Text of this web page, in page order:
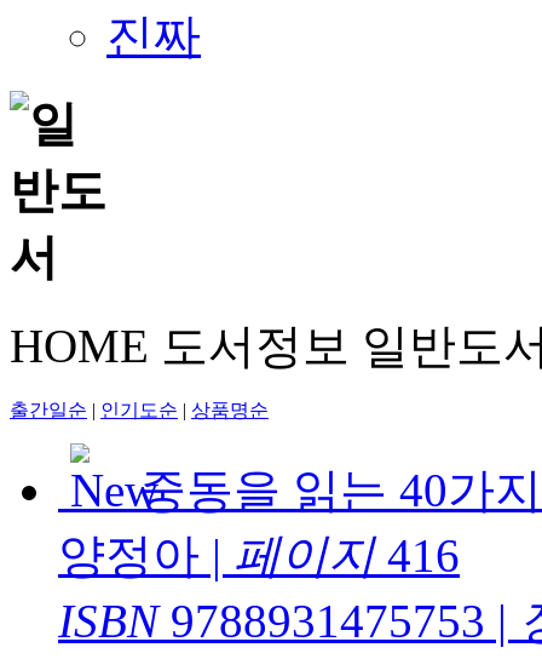
HOME 도서정보 일반도
출간일순 | 인기도순 | 상품명순
중동을 읽는 40가
양정아 | 페이지416
ISBN9788931475753 |